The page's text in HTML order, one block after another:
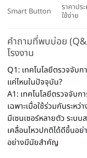
Smart Button
ราคาปร
ใช้ง่าย
คำถามที่พบบ่อย
โรงงาน
Q1: เทคโนโลยีตรวจจับ
แค่ไหนในปัจจุบัน?
A1: เทคโนโลยีตรวจจับ
เฉพาะเมื่อใช้ร่วมกันระห
มีเซนเซอร์หลายตัว ระบ
เคลื่อนไหวปกติได้ดีขึ้นอ
อย่างมีนัยสำคัญ